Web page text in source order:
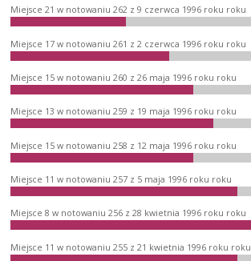
Miejsce 21 w notowaniu 262 z 9 czerwca 1996 roku roku
Miejsce 17 w notowaniu 261 z 2 czerwca 1996 roku roku
Miejsce 15 w notowaniu 260 z 26 maja 1996 roku roku
Miejsce 13 w notowaniu 259 z 19 maja 1996 roku roku
Miejsce 15 w notowaniu 258 z 12 maja 1996 roku roku
Miejsce 11 w notowaniu 257 z 5 maja 1996 roku roku
Miejsce 8 w notowaniu 256 z 28 kwietnia 1996 roku roku
Miejsce 11 w notowaniu 255 z 21 kwietnia 1996 roku roku